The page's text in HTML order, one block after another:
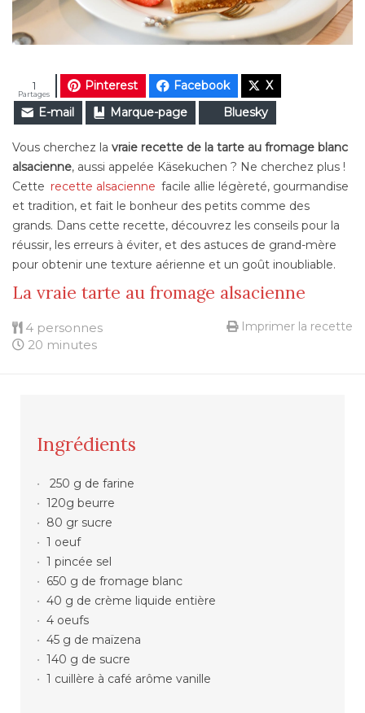
Pinterest Facebook
X
E-mail
Marque-page Bluesky
Partages
1
Vous cherchez la vraie recette de la tarte au fromage blanc
alsacienne, aussi appelée Käsekuchen ? Ne cherchez plus !
Cette recette alsacienne facile allie légèreté, gourmandise
et tradition, et fait le bonheur des petits comme des
grands. Dans cette recette, découvrez les conseils pour la
réussir, les erreurs à éviter, et des astuces de grand-mère
pour obtenir une texture aérienne et un goût inoubliable.
La vraie tarte au fromage alsacienne
4 personnes
20 minutes
Imprimer la recette
Ingrédients
250 g de farine
120g beurre
80 gr sucre
1 oeuf
1 pincée sel
650 g de fromage blanc
40 g de crème liquide entière
4 oeufs
45 g de maïzena
140 g de sucre
1 cuillère à café arôme vanille